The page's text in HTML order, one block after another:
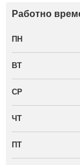
Работно
ПН
ВТ
СР
ЧТ
ПТ